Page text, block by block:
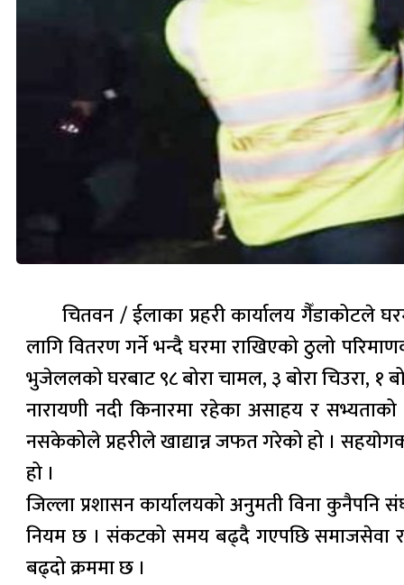
चितवन / ईलाका प्रहरी कार्यालय गैँडाकोटले
लागि वितरण गर्ने भन्दै घरमा राखिएको ठुलो
भुजेललको घरबाट ९८ बोरा चामल, ३ बोरा चिउरा, १
नारायणी नदी किनारमा रहेका असाहय र
नसकेकोले प्रहरीले खाद्यान्न जफत गरेको हो ।
हो ।
जिल्ला प्रशासन कार्यालयको अनुमती विना
नियम छ । संकटको समय बढ्दै गएपछि समाजसेवा र
बढ्दो क्रममा छ ।